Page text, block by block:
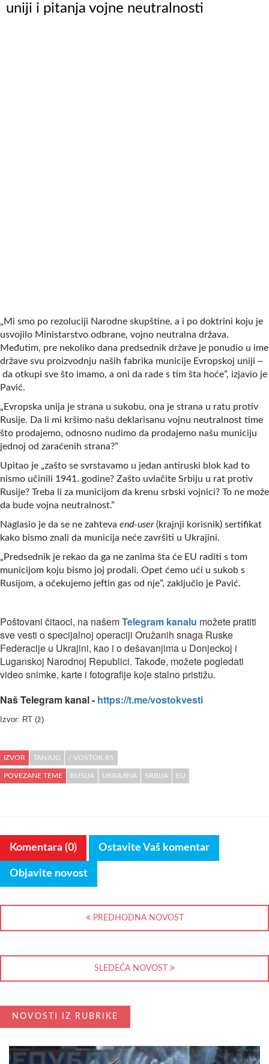
uniji i pitanja vojne neutralnosti
„Mi smo po rezoluciji Narodne skupštine, a i po doktrini koju je
usvojilo Ministarstvo odbrane, vojno neutralna država.
Međutim, pre nekoliko dana predsednik države je ponudio u ime
države svu proizvodnju naših fabrika municije Evropskoj uniji –
da otkupi sve što imamo, a oni da rade s tim šta hoće”, izjavio je
Pavić.
„Evropska unija je strana u sukobu, ona je strana u ratu protiv
Rusije. Da li mi kršimo našu deklarisanu vojnu neutralnost time
što prodajemo, odnosno nudimo da prodajemo našu municiju
jednoj od zaraćenih strana?”
Upitao je „zašto se svrstavamo u jedan antiruski blok kad to
nismo učinili 1941. godine? Zašto uvlačite Srbiju u rat protiv
Rusije? Treba li za municijom da krenu srbski vojnici? To ne može
da bude vojna neutralnost.”
Naglasio je da se ne zahteva end-user (krajnji korisnik) sertifikat
kako bismo znali da municija neće završiti u Ukrajini.
„Predsednik je rekao da ga ne zanima šta će EU raditi s tom
municijom koju bismo joj prodali. Opet ćemo ući u sukob s
Rusijom, a očekujemo jeftin gas od nje”, zaključio je Pavić.
Poštovani čitaoci, na našemTelegram kanalu možete pratiti
sve vesti o specijalnoj operaciji Oružanih snaga Ruske
Federacije u Ukrajini, kao i o dešavanjima u Donjeckoj i
Luganskoj Narodnoj Republici. Takođe, možete pogledati
video snimke, karte i fotografije koje stalno pristižu.
Naš Telegram kanal - https://t.me/vostokvesti
Izvor: RT (ž)
IZVOR TANJUG / VOSTOK.RS
POVEZANE TEME RUSIJA UKRAJINA SRBIJA EU
Komentara (0) Ostavite Vaš komentar
Objavite novost
PREDHODNA NOVOST
SLEDEĆA NOVOST
NOVOSTI IZ RUBRIKE